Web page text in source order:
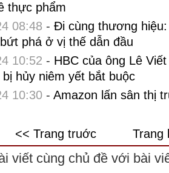
thực phẩm
08:48 - Đi cùng thương
phá ở vị thế dẫn đầu
10:52 - HBC của ông Lê
bị hủy niêm yết bắt buộc
10:30- Amazon lấn sân thị
<< Trang truớc
Trang
viết cùng chủ đề với bài